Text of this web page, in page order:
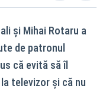
și Mihai Rotaru a
de patronul
că evită să îl
televizor și că nu